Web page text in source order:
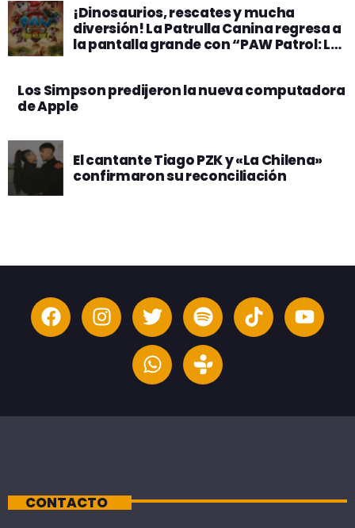
¡Dinosaurios, rescates y mucha
diversión! La Patrulla Canina regresa a
la pantalla grande con “PAW Patrol: La
Los Simpson predijeron la nueva computadora
de Apple
El cantante Tiago PZK y «La Chilena»
confirmaron su reconciliación
CONTACTO